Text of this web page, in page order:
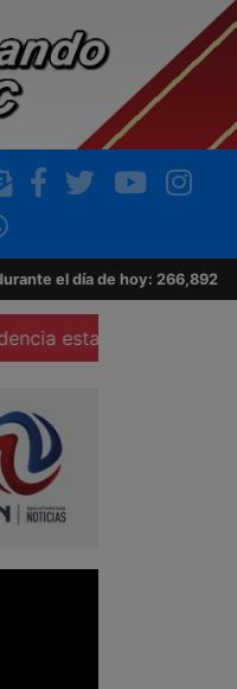
el día de hoy: 266,892
anuncian